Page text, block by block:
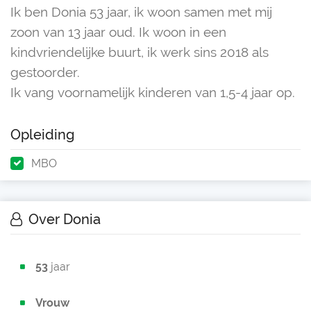
Ik ben Donia 53 jaar, ik woon samen met mij
zoon van 13 jaar oud. Ik woon in een
kindvriendelijke buurt, ik werk sins 2018 als
gestoorder.
Ik vang voornamelijk kinderen van 1,5-4 jaar op.
Opleiding
MBO
Over Donia
53 jaar
Vrouw